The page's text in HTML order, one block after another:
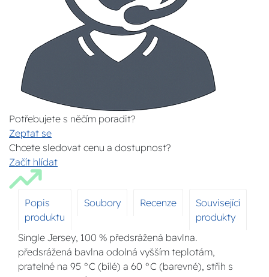
Potřebujete s něčím poradit?
Zeptat se
Chcete sledovat cenu a dostupnost?
Začít hlídat
Popis
produktu
Soubory Recenze
Související
produkty
Single Jersey, 100 % předsrážená bavlna.
předsrážená bavlna odolná vyšším teplotám,
pratelné na 95 °C (bílé) a 60 °C (barevné), střih s